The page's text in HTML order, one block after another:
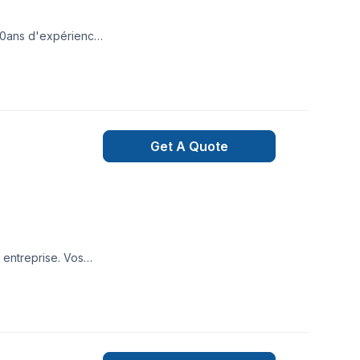
d'expérience
Vos
Get A Quote